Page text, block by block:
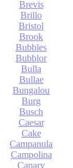
Brevis
Brillo
Bristol
Brook
Bubbles
Bubblor
Bulla
Bullae
Bungalou
Burg
Busch
Caesar
Cake
Campanula
Campolina
Canary